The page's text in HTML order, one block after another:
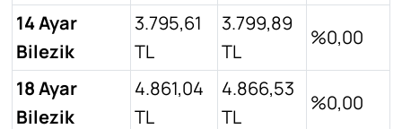
14 Ayar
Bilezik
3.795,61
TL
3.799,89
TL
%0,00
18 Ayar
Bilezik
4.861,04
TL
4.866,53
TL
%0,00